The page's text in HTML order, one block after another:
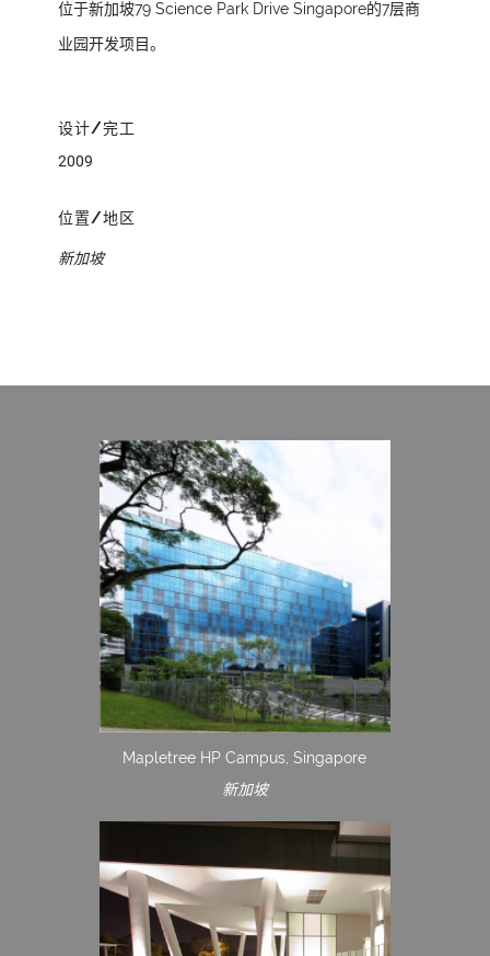
位于新加坡79 Science Park Drive Singapore的7层商
业园开发项目。
设计/完工
2009
位置/地区
新加坡
Mapletree HP Campus, Singapore
新加坡